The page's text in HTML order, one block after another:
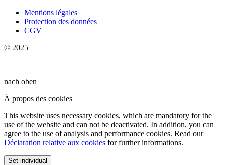
Mentions légales
Protection des données
CGV
© 2025
nach oben
À propos des cookies
This website uses necessary cookies, which are mandatory for the
use of the website and can not be deactivated. In addition, you can
agree to the use of analysis and performance cookies. Read our
Déclaration relative aux cookies for further informations.
Set individual